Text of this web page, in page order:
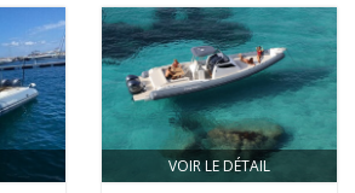
VOIR LE DÉTAIL